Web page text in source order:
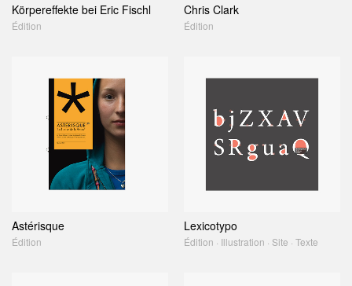
Körpereffekte bei Eric Fischl
Édition
Chris Clark
Édition
Astérisque
Édition
Lexicotypo
Édition · Illustration · Site · Texte